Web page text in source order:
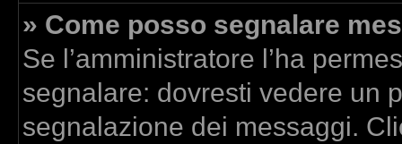
» Come posso segnalare
Se l’amministratore l’ha
segnalare: dovresti vedere un
segnalazione dei messaggi.